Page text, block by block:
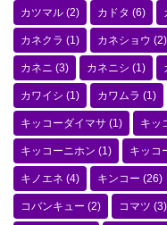
カツマル (2) カドタ (6)
カネクラ (1) カネショウ (2)
カネニ (3) カネニシ (1)
カワイシ (1) カワムラ (1)
キッコーダイマサ (1) キッ
キッコーニホン (1) キッコ
キノエネ (4) キンコー (26)
コバンキュー (2) コマツ (3)